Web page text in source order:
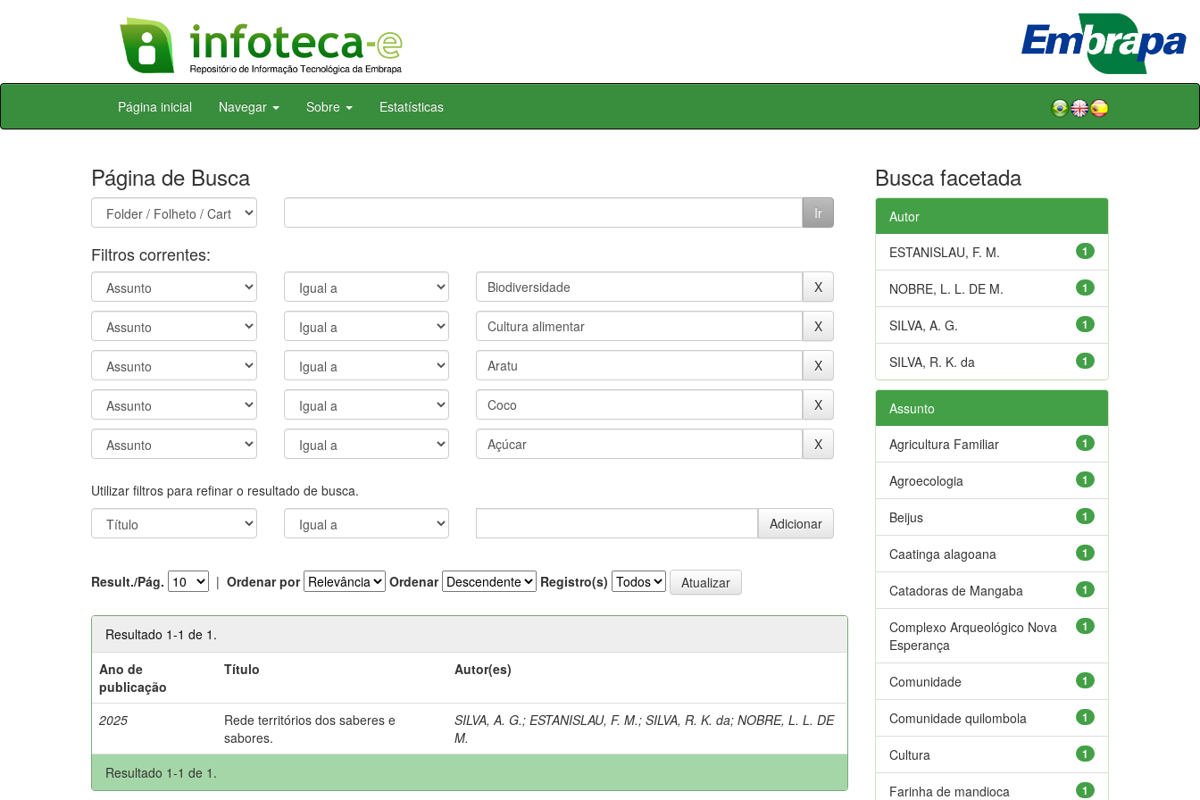
Skip
Página inicial Navegar Sobre Estatísticas
Página de Busca
Filtros correntes:
Utilizar filtros para refinar o resultado de busca.
Result./Pág. | Ordenar por Ordenar Registro(s)
Resultado 1-1 de 1.
Ano de
publicação
Título Autor(es)
2025
Rede territórios dos saberes e
sabores.
SILVA, A. G.;ESTANISLAU, F. M.;SILVA, R. K. da;NOBRE, L. L. DE
M.
Resultado 1-1 de 1.
Busca facetada
Autor
1
ESTANISLAU, F. M.
1
NOBRE, L. L. DE M.
1
SILVA, A. G.
1
SILVA, R. K. da
Assunto
1
Agricultura Familiar
1
Agroecologia
1
Beijus
1
Caatinga alagoana
1
Catadoras de Mangaba
1
Complexo Arqueológico Nova
Esperança
1
Comunidade
1
Comunidade quilombola
1
Cultura
1
Farinha de mandioca